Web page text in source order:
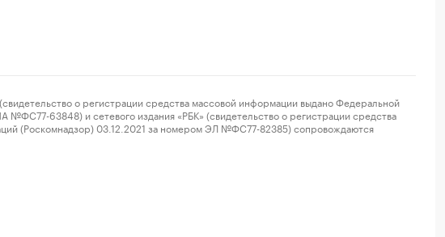
о регистрации средства массовой информации выдано Федеральной
63848) и сетевого издания «РБК» (свидетельство о регистрации средства
(Роскомнадзор) 03.12.2021 за номером ЭЛ №ФС77-82385) сопровождаются